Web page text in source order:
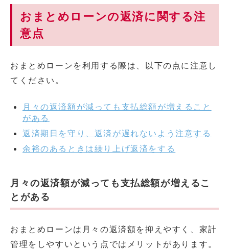
おまとめローンの返済に関する注
意点
おまとめローンを利用する際は、以下の点に注意し
てください。
月々の返済額が減っても支払総額が増えること
がある
返済期日を守り、返済が遅れないよう注意する
余裕のあるときは繰り上げ返済をする
月々の返済額が減っても支払総額が増えるこ
とがある
おまとめローンは月々の返済額を抑えやすく、家計
管理をしやすいという点ではメリットがあります。